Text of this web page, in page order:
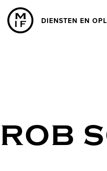
DIENSTEN EN
ROB